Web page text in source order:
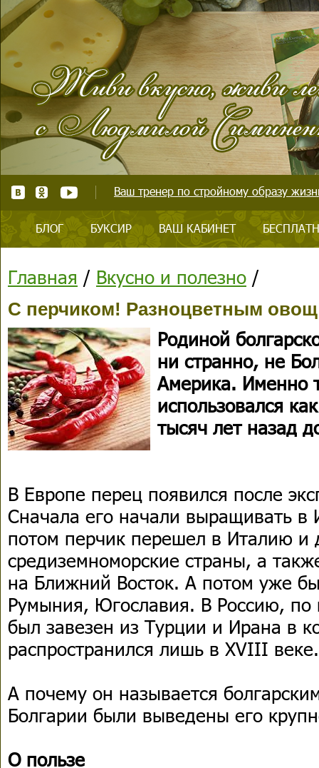
Ваш тренер по стройному образу
БЛОГ БУКСИР ВАШ КАБИНЕТ
Главная / Вкусно и полезно /
С перчиком! Разноцветным
Родиной
ни странно, не
Америка. Именно
использовался
тысяч лет назад
В Европе перец появился после
Сначала его начали выращивать в
потом перчик перешел в Италию и
средиземноморские страны, а
на Ближний Восток. А потом уже
Румыния, Югославия. В Россию,
был завезен из Турции и Ирана в
распространился лишь в ХVIII веке.
А почему он называется
Болгарии были выведены его
О пользе